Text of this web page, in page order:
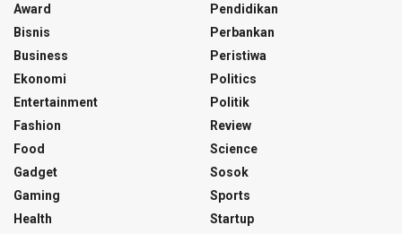
Award
Bisnis
Business
Ekonomi
Entertainment
Fashion
Food
Gadget
Gaming
Health
Pendidikan
Perbankan
Peristiwa
Politics
Politik
Review
Science
Sosok
Sports
Startup